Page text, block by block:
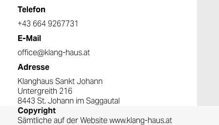
Telefon
+43 664 9267731
E-Mail
office@klang-haus.at
Adresse
Klanghaus Sankt Johann
Untergreith 216
8443 St. Johann im Saggautal
Unternehmensgegenstand:
Klanghaus Sankt Johann
Untergreith 216
A- 8443 Sankt Johann im Saggautal
Medieninhaber:
Enterprise Z
Brandstätte 7-9
1010 Wien
Rechtsform: Verein
ZVR: 850106222
Copyright
Sämtliche auf der Website www.klang-haus.at